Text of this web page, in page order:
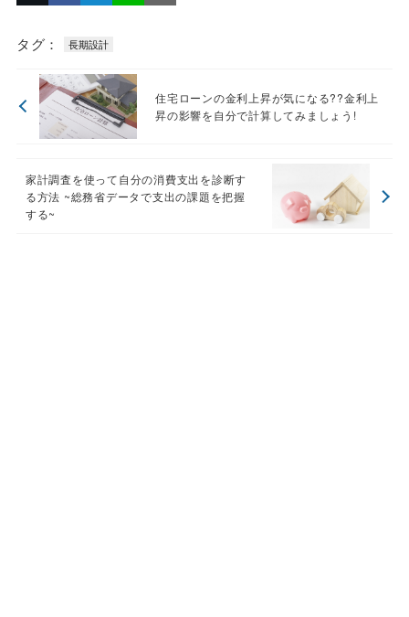
タグ： 長期設計
住宅ローンの金利上昇が気になる??金利上
昇の影響を自分で計算してみましょう!
家計調査を使って自分の消費支出を診断す
る方法 ~総務省データで支出の課題を把握
する~